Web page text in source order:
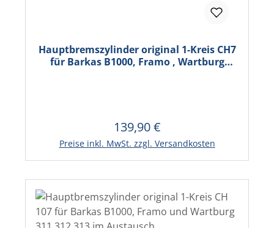
Hauptbremszylinder original 1-Kreis CH7
für Barkas B1000, Framo , Wartburg
Regulärer Preis:
139,90 €
Preise inkl. MwSt. zzgl. Versandkosten
In den Warenkorb